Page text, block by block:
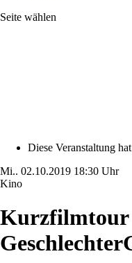
Seite wählen
Diese Veranstaltung
Mi.. 02.10.2019 18:30 Uhr
Kino